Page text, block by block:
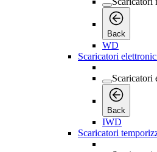
Back
WD
Scaricatori
Scaricatori
Back
IWD
Scaricatori